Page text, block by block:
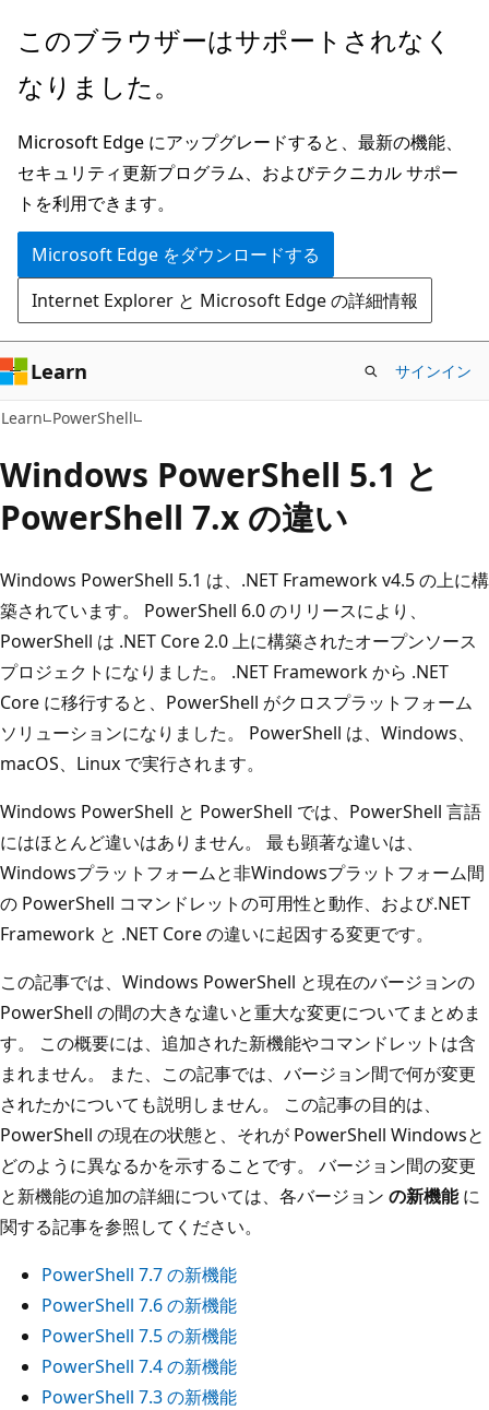
メ
ン
ン
テ
ン
ツ
に
ス
キ
ッ
プ
このブラウザーはサポートされなく
なりました。
Microsoft Edge にアップグレードすると、最新の機能、
セキュリティ更新プログラム、およびテクニカル サポー
トを利用できます。
Microsoft Edge をダウンロードする
Internet Explorer と Microsoft Edge の詳細情報
Learn サインイン
Learn PowerShell
Windows PowerShell 5.1 と
PowerShell 7.x の違い
Windows PowerShell 5.1 は、.NET Framework v4.5 の上に構
築されています。 PowerShell 6.0 のリリースにより、
PowerShell は .NET Core 2.0 上に構築されたオープンソース
プロジェクトになりました。 .NET Framework から .NET
Core に移行すると、PowerShell がクロスプラットフォーム
ソリューションになりました。 PowerShell は、Windows、
macOS、Linux で実行されます。
Windows PowerShell と PowerShell では、PowerShell 言語
にはほとんど違いはありません。 最も顕著な違いは、
Windowsプラットフォームと非Windowsプラットフォーム間
の PowerShell コマンドレットの可用性と動作、および.NET
Framework と .NET Core の違いに起因する変更です。
この記事では、Windows PowerShell と現在のバージョンの
PowerShell の間の大きな違いと重大な変更についてまとめま
す。 この概要には、追加された新機能やコマンドレットは含
まれません。 また、この記事では、バージョン間で何が変更
されたかについても説明しません。 この記事の目的は、
PowerShell の現在の状態と、それが PowerShell Windowsと
どのように異なるかを示することです。 バージョン間の変更
と新機能の追加の詳細については、各バージョン の新機能に
関する記事を参照してください。
PowerShell 7.7 の新機能
PowerShell 7.6 の新機能
PowerShell 7.5 の新機能
PowerShell 7.4 の新機能
PowerShell 7.3 の新機能